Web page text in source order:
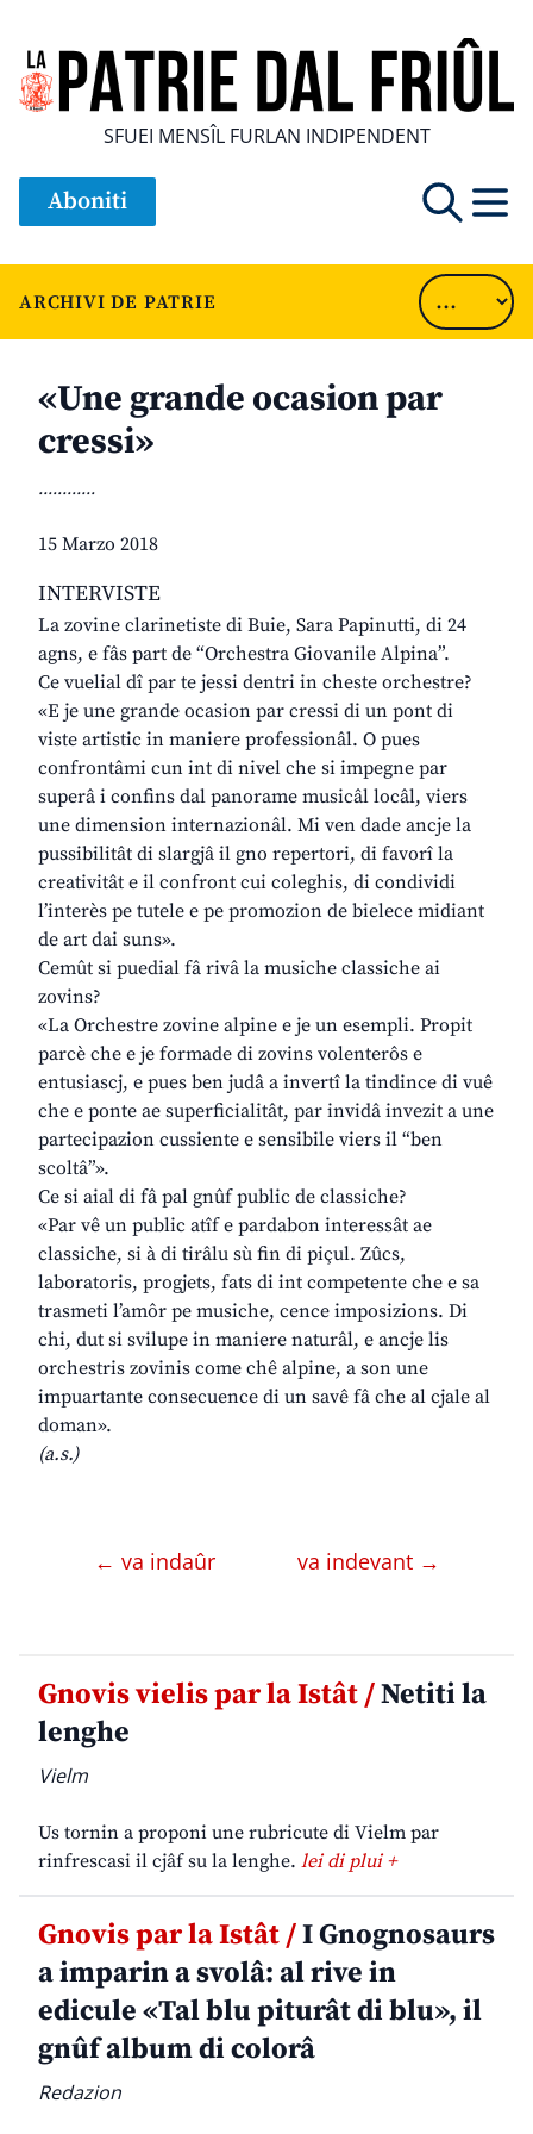
SFUEI MENSÎL FURLAN INDIPENDENT
Aboniti
ARCHIVI DE PATRIE
«Une grande ocasion par
cressi»
............
15 Marzo 2018
INTERVISTE
La zovine clarinetiste di Buie, Sara Papinutti, di 24
agns, e fâs part de “Orchestra Giovanile Alpina”.
Ce vuelial dî par te jessi dentri in cheste orchestre?
«E je une grande ocasion par cressi di un pont di
viste artistic in maniere professionâl. O pues
confrontâmi cun int di nivel che si impegne par
superâ i confins dal panorame musicâl locâl, viers
une dimension internazionâl. Mi ven dade ancje la
pussibilitât di slargjâ il gno repertori, di favorî la
creativitât e il confront cui coleghis, di condividi
l’interès pe tutele e pe promozion de bielece midiant
de art dai suns».
Cemût si puedial fâ rivâ la musiche classiche ai
zovins?
«La Orchestre zovine alpine e je un esempli. Propit
parcè che e je formade di zovins volenterôs e
entusiascj, e pues ben judâ a invertî la tindince di vuê
che e ponte ae superficialitât, par invidâ invezit a une
partecipazion cussiente e sensibile viers il “ben
scoltâ”».
Ce si aial di fâ pal gnûf public de classiche?
«Par vê un public atîf e pardabon interessât ae
classiche, si à di tirâlu sù fin di piçul. Zûcs,
laboratoris, progjets, fats di int competente che e sa
trasmeti l’amôr pe musiche, cence imposizions. Di
chi, dut si svilupe in maniere naturâl, e ancje lis
orchestris zovinis come chê alpine, a son une
impuartante consecuence di un savê fâ che al cjale al
doman».
(a.s.)
← va indaûr va indevant →
Gnovis vielis par la Istât /Netiti la
lenghe
Vielm
Us tornin a proponi une rubricute di Vielm par
rinfrescasi il cjâf su la lenghe. lei di plui +
Gnovis par la Istât /I Gnognosaurs
a imparin a svolâ: al rive in
edicule «Tal blu piturât di blu», il
gnûf album di colorâ
Redazion